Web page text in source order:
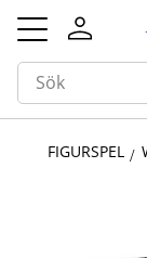
Meny
FIGURSPEL